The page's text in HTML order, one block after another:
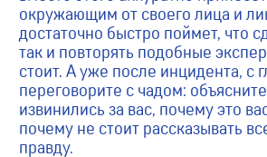
окружающим от своего лица и
достаточно быстро поймет, что
так и повторять подобные
стоит. А уже после инцидента, с
переговорите с чадом:
извинились за вас, почему это
почему не стоит рассказывать
правду.